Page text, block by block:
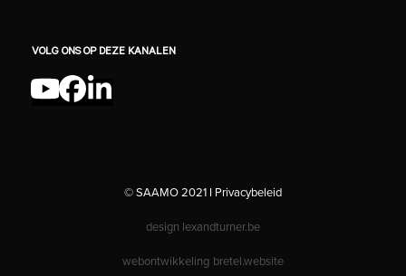
VOLG ONS OP DEZE KANALEN
YouTube
Facebook
LinkedIn
© SAAMO 2021 I Privacybeleid
design lexandturner.be
webontwikkeling bretel.website